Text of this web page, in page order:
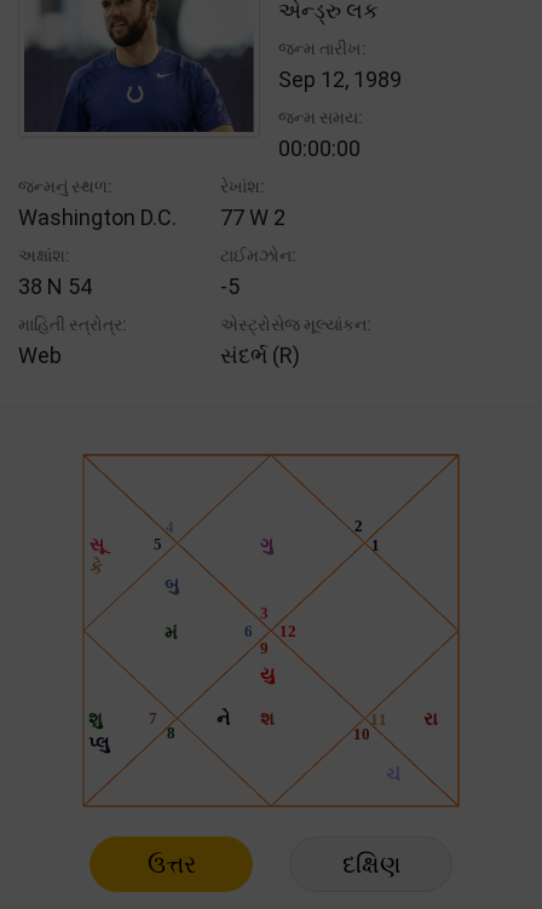
એન્ડ્રુ લક
જન્મ તારીખ:
Sep 12, 1989
જન્મ સમય:
00:00:00
જન્મનું સ્થળ:
Washington D.C.
રેખાંશ:
77 W 2
અક્ષાંશ:
38 N 54
ટાઈમઝોન:
-5
માહિતી સ્ત્રોત્ર:
Web
એસ્ટ્રોસેજ મૂલ્યાંકન:
સંદર્ભ (R)
ઉત્તર દક્ષિણ